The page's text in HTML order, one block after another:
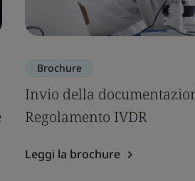
Brochure
Invio della
Regolamento IVDR
Leggi la brochure